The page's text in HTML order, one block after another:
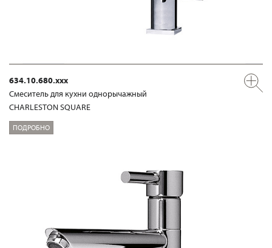
634.10.680.xxx
Смеситель для кухни однорычажный
CHARLESTON SQUARE
ПОДРОБНО